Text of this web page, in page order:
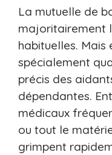
La mutuelle de
majoritairement
habituelles. Mais
spécialement
précis des
dépendantes.
médicaux
ou tout le
grimpent